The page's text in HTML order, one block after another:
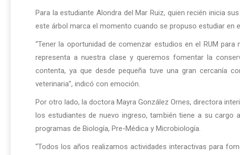
Para la estudiante Alondra del Mar Ruiz, quien recién inicia
este árbol marca el momento cuando se propuso estudiar en
“Tener la oportunidad de comenzar estudios en el RUM
representa a nuestra clase y queremos fomentar la
contenta, ya que desde pequeña tuve una gran cercanía
veterinaria”, indicó con emoción.
Por otro lado, la doctora Mayra González Ornes, directora
los estudiantes de nuevo ingreso, también tiene a su
programas de Biología, Pre-Médica y Microbiología.
“Todos los años realizamos actividades interactivas para